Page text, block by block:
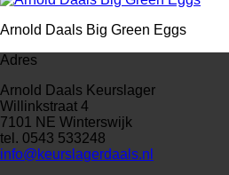
Arnold Daals Big Green Eggs
Adres
Arnold Daals Keurslager
Willinkstraat 4
7101 NE Winterswijk
tel. 0543 533248
info@keurslagerdaals.nl